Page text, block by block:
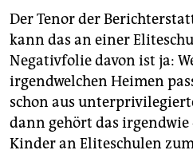
Der Tenor der
kann das an einer
Negativfolie davon ist ja:
irgendwelchen Heimen
schon aus
dann gehört das
Kinder an Eliteschulen